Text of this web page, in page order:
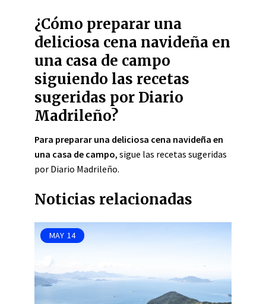
¿Cómo preparar una
deliciosa cena navideña en
una casa de campo
siguiendo las recetas
sugeridas por Diario
Madrileño?
Para preparar una deliciosa cena navideña en
una casa de campo, sigue las recetas sugeridas
por Diario Madrileño.
Noticias relacionadas
MAY 14